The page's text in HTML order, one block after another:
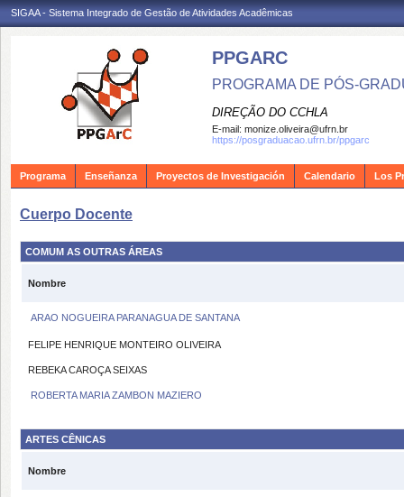
SIGAA - Sistema Integrado de Gestão de Atividades Acadêmicas
PPGARC
PROGRAMA DE PÓS-
DIREÇÃO DO CCHLA
E-mail: monize.oliveira@ufrn.br
https://posgraduacao.ufrn.br/ppgarc
Programa Enseñanza Proyectos de Investigación Calendario Los
Cuerpo Docente
COMUM AS OUTRAS ÁREAS
Nombre
ARAO NOGUEIRA PARANAGUA DE SANTANA
FELIPE HENRIQUE MONTEIRO OLIVEIRA
REBEKA CAROÇA SEIXAS
ROBERTA MARIA ZAMBON MAZIERO
ARTES CÊNICAS
Nombre